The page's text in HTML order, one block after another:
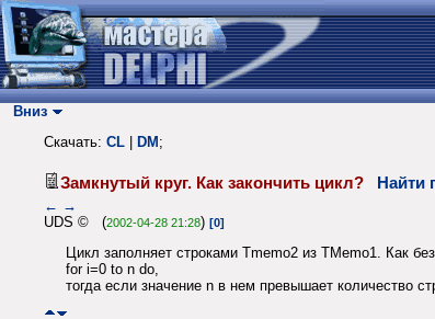
Вниз
Скачать: CL DM ;
Замкнутый круг. Как закончить цикл? Найти
← →
UDS © (2002-04-28 21:28) [0]
Цикл заполняет строками Tmemo2 из TMemo1. Как
for i=0 to n do,
тогда если значение n в нем превышает количество